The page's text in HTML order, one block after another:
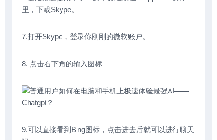
里，下载Skype。
7.打开Skype，登录你刚刚的微软账户。
8. 点击右下角的输入图标
9.可以直接看到Bing图标，点击进去后就可以进行聊天